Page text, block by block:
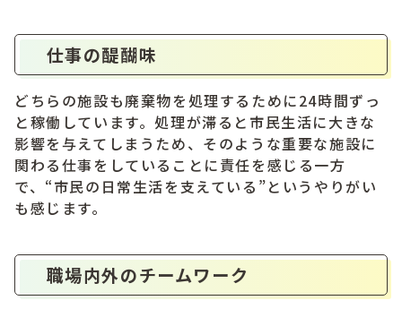
仕事の醍醐味
どちらの施設も廃棄物を処理するために24時間ずっ
と稼働しています。処理が滞ると市民生活に大きな
影響を与えてしまうため、そのような重要な施設に
関わる仕事をしていることに責任を感じる一方
で、“市民の日常生活を支えている”というやりがい
も感じます。
職場内外のチームワーク